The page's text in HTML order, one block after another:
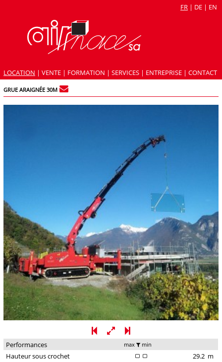
FR | DE | EN
LOCATION | VENTE | FORMATION | SERVICES | ENTREPRISE | CONTACT
GRUE ARAIGNÉE 30M
Performances max min
Hauteur sous crochet 29.2 m